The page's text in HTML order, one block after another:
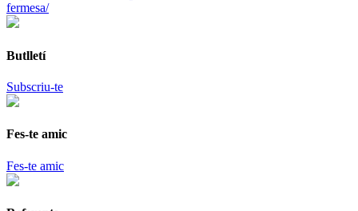
fermesa/
Butlletí
Subscriu-te
Fes-te amic
Fes-te amic